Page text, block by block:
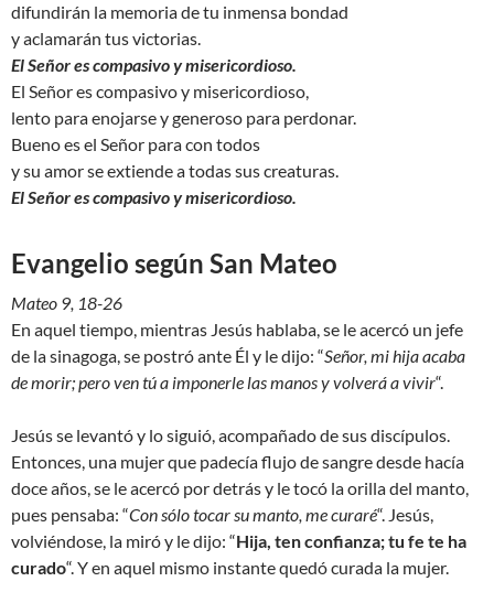
difundirán la memoria de tu inmensa bondad
y aclamarán tus victorias.
El Señor es compasivo y misericordioso.
El Señor es compasivo y misericordioso,
lento para enojarse y generoso para perdonar.
Bueno es el Señor para con todos
y su amor se extiende a todas sus creaturas.
El Señor es compasivo y misericordioso.
Evangelio según San Mateo
Mateo 9, 18-26
En aquel tiempo, mientras Jesús hablaba, se le acercó un jefe
de la sinagoga, se postró ante Él y le dijo: “Señor, mi hija acaba
de morir; pero ven tú a imponerle las manos y volverá a vivir“.
Jesús se levantó y lo siguió, acompañado de sus discípulos.
Entonces, una mujer que padecía flujo de sangre desde hacía
doce años, se le acercó por detrás y le tocó la orilla del manto,
pues pensaba: “Con sólo tocar su manto, me curaré“. Jesús,
volviéndose, la miró y le dijo: “Hija, ten confianza; tu fe te ha
curado“. Y en aquel mismo instante quedó curada la mujer.